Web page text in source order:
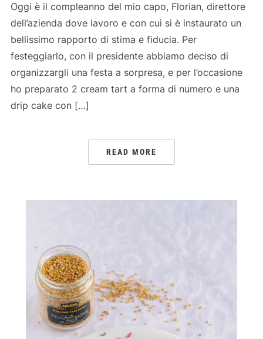
Oggi è il compleanno del mio capo, Florian, direttore
dell’azienda dove lavoro e con cui si è instaurato un
bellissimo rapporto di stima e fiducia. Per
festeggiarlo, con il presidente abbiamo deciso di
organizzargli una festa a sorpresa, e per l’occasione
ho preparato 2 cream tart a forma di numero e una
drip cake con […]
READ MORE